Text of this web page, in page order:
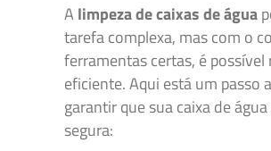
A limpeza de caixas de água
tarefa complexa, mas com o
ferramentas certas, é
eficiente. Aqui está um passo
garantir que sua caixa de
segura: